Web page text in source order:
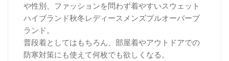
や性別、ファッションを問わず着やすいスウェット
ハイブランド秋冬レディースメンズプルオーバーブ
ランド。
普段着としてはもちろん、部屋着やアウトドアでの
防寒対策にも使えて何枚でも欲しくなる。